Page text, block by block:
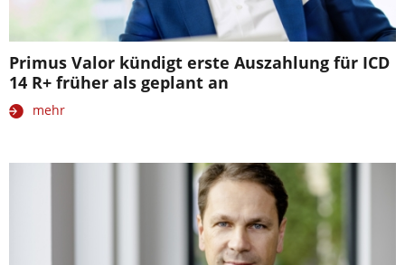
Primus Valor kündigt erste Auszahlung für ICD
14 R+ früher als geplant an
mehr